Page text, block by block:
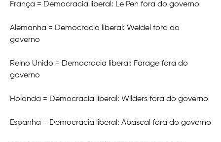
França = Democracia liberal: Le Pen fora do governo
Alemanha = Democracia liberal: Weidel fora do
governo
Reino Unido = Democracia liberal: Farage fora do
governo
Holanda = Democracia liberal: Wilders fora do governo
Espanha = Democracia liberal: Abascal fora do governo